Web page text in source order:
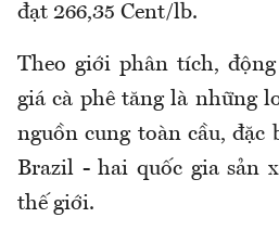
đạt 266,35 Cent/lb.
Theo giới phân tích,
giá cà phê tăng là những
nguồn cung toàn cầu,
Brazil - hai quốc gia sản
thế giới.